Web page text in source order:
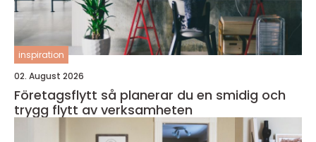
inspiration
02. August 2026
Företagsflytt så planerar du en smidig och
trygg flytt av verksamheten